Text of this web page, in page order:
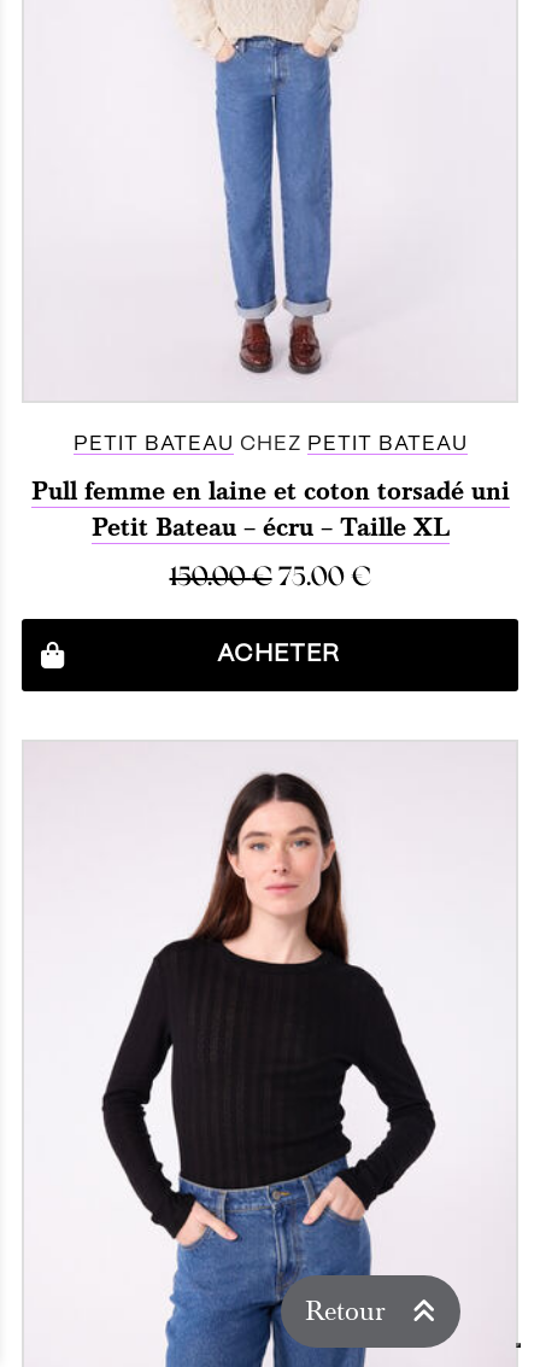
PETIT BATEAU CHEZ PETIT BATEAU
Pull femme en laine et coton torsadé uni
Petit Bateau – écru – Taille XL
150.00€75.00 €
ACHETER
Retour